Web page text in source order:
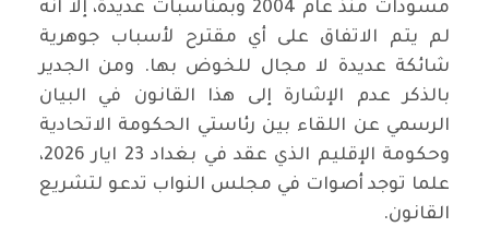
مسودات منذ عام 2004 وبمناسبات عديدة، إلا انه
لم يتم الاتفاق على أي مقترح لأسباب جوهرية
شائكة عديدة لا مجال للخوض بها. ومن الجدير
بالذكر عدم الإشارة إلى هذا القانون في البيان
الرسمي عن اللقاء بين رئاستي الحكومة الاتحادية
وحكومة الإقليم الذي عقد في بغداد 23 ايار 2026،
علما توجد أصوات في مجلس النواب تدعو لتشريع
القانون.